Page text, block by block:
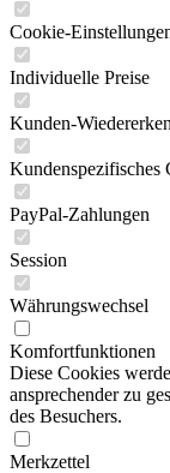
Cookie-
Individuelle Preise
Kunden-
Kundenspezifisches
PayPal-Zahlungen
Session
Währungswechsel
Komfortfunktionen
Diese Cookies
ansprechender zu
des Besuchers.
Merkzettel